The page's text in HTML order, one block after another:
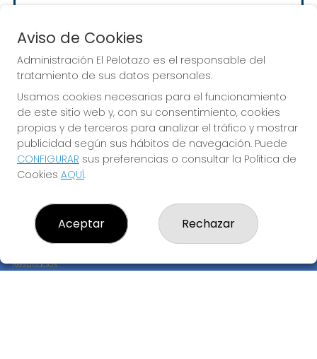
JUGAR EURODREAMS
Imagen anterior
ADMINISTRACIÓN EL PELOTAZO
¿Quiénes somos?
Resultados
Aviso de Cookies
Administración El Pelotazo es el responsable del
tratamiento de sus datos personales.
Usamos cookies necesarias para el funcionamiento
de este sitio web y, con su consentimiento, cookies
propias y de terceros para analizar el tráfico y mostrar
publicidad según sus hábitos de navegación. Puede
CONFIGURAR sus preferencias o consultar la Política de
Cookies AQUÍ.
Aceptar Rechazar